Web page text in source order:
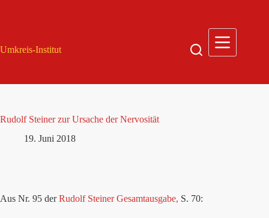
Umkreis-Institut
Rudolf Steiner zur Ursache der Nervosität
19. Juni 2018
Aus Nr. 95 derRudolf Steiner Gesamtausgabe, S. 70: